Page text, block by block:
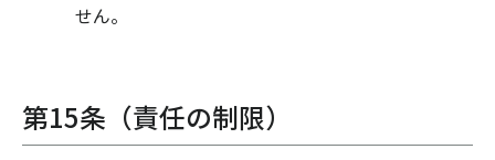
せん。
第15条（責任の制限）